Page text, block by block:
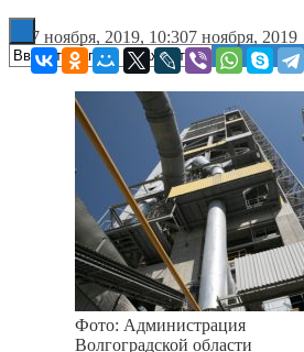
7 ноября, 2019, 10:307 ноября, 2019
Фото: Администрация
Волгоградской области